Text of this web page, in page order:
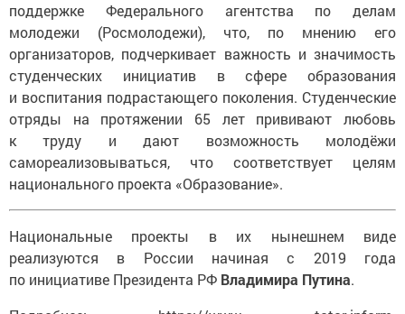
поддержке Федерального агентства по делам
молодежи (Росмолодежи), что, по мнению его
организаторов, подчеркивает важность и значимость
студенческих инициатив в сфере образования
и воспитания подрастающего поколения. Студенческие
отряды на протяжении 65 лет прививают любовь
к труду и дают возможность молодёжи
самореализовываться, что соответствует целям
национального проекта «Образование».
Национальные проекты в их нынешнем виде
реализуются в России начиная с 2019 года
по инициативе Президента РФ Владимира Путина.